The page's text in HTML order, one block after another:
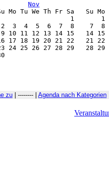
Nov
Mo Tu We Th Fr Sa   Su Mo
1       1
3  4  5  6  7  8    7  8
10 11 12 13 14 15   14 15
17 18 19 20 21 22   21 22
23 24 25 26 27 28 29
zu | -------- | Agenda nach Kategorien